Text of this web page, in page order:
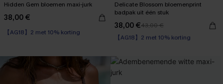
Hidden Gem bloemen maxi-jurk
38,00 €
【AG18】2 met 10% korting
Delicate Blossom bloemenprint
badpak uit één stuk
38,00 €43,00 €
【AG18】2 met 10% korting
Corrigerend badpak